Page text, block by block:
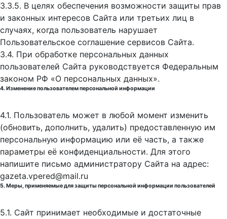
3.3.5. В целях обеспечения возможности защиты прав
и законных интересов Сайта или третьих лиц в
случаях, когда пользователь нарушает
Пользовательское соглашение сервисов Сайта.
3.4. При обработке персональных данных
пользователей Сайта руководствуется Федеральным
законом РФ «О персональных данных».
4. Изменение пользователем персональной информации
4.1. Пользователь может в любой момент изменить
(обновить, дополнить, удалить) предоставленную им
персональную информацию или её часть, а также
параметры её конфиденциальности. Для этого
напишите письмо администратору Сайта на адрес:
gazeta.vpered@mail.ru
5. Меры, применяемые для защиты персональной информации пользователей
5.1. Сайт принимает необходимые и достаточные